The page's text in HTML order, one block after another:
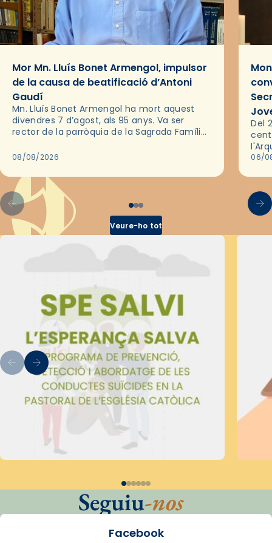
Mor Mn. Lluís Bonet Armengol, impulsor
de la causa de beatificació d’Antoni
Gaudí
Mn. Lluís Bonet Armengol ha mort aquest
divendres 7 d’agost, als 95 anys. Va ser
rector de la parròquia de la Sagrada Família
2018,…
08/08/2026
Del
les
06/
Veure-ho tot
Seguiu-nos
Facebook